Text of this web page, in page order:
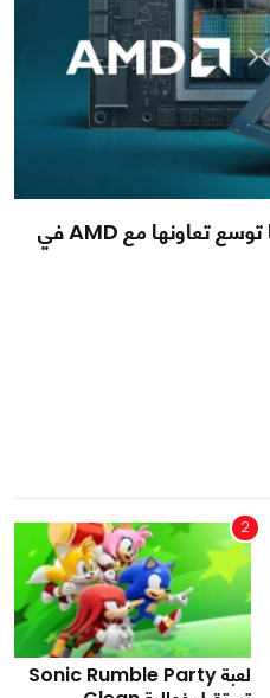
Advancing AI 2026: ميتا توسع تعاونها مع AMD في
2
لعبة Sonic Rumble Party